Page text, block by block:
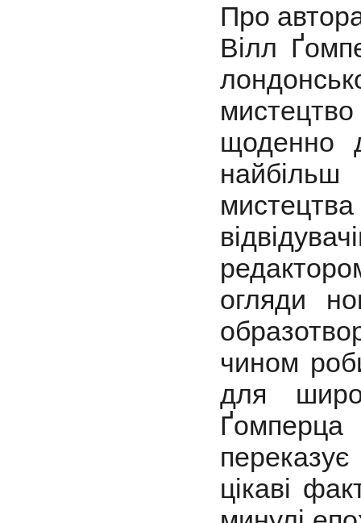
Про
Вілл
щоденно
огляди
чином
для
цікаві